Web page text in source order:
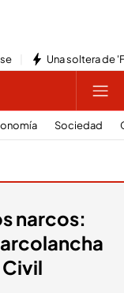
Una soltera de
Sociedad
narcos: